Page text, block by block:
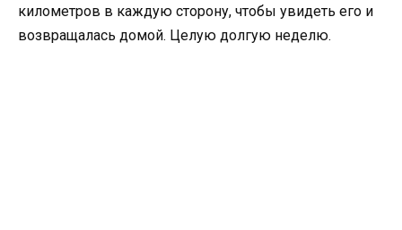
километров в каждую сторону, чтобы увидеть его и
возвращалась домой. Целую долгую неделю.